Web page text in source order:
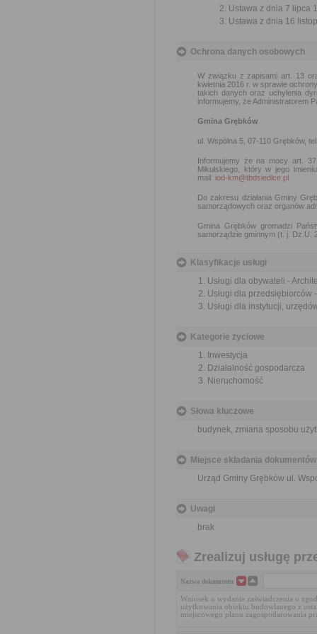
Ustawa z dnia 7 lipca
Ustawa z dnia 16
Ochrona danych osobowych
W związku z zapisami art. 13
kwietnia 2016 r. w sprawie
takich danych oraz uchylenia
informujemy, że Administratorem
Gmina Grębków
ul. Wspólna 5, 07-110 Grębków,
Informujemy że na mocy art.
Mikulskiego, który w jego
mail: iod-km@tbdsiedlce.pl
Do zakresu działania Gminy
samorządowych oraz organów
Gmina Grębków gromadzi
samorządzie gminnym (t. j. Dz.U.
Klasyfikacje usługi
Usługi dla obywateli -
Usługi dla
Usługi dla instytucji,
Kategorie życiowe
Inwestycja
Działalność gospodarcza
Nieruchomość
Słowa kluczowe
budynek, zmiana sposobu
Miejsce składania dokumentów
Urząd Gminy Grębków ul.
Uwagi
brak
Zrealizuj usługę
Nazwa dokumentu
Wniosek o wydanie zaświadczenia o
użytkowania obiektu budowlanego z
miejscowego planu zagospodarowania